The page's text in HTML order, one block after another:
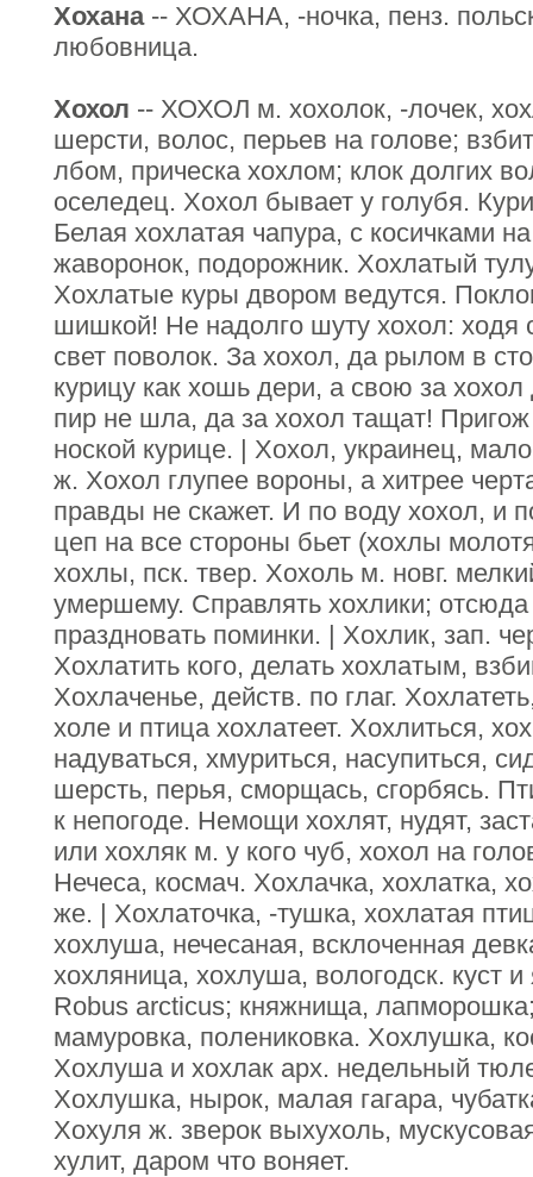
Хохана-- ХОХАНА, -ночка, пенз.
любовница.
Хохол -- ХОХОЛ м. хохолок, -лочек,
шерсти, волос, перьев на голове;
лбом, прическа хохлом; клок долгих
оселедец. Хохол бывает у голубя.
Белая хохлатая чапура, с косичками
жаворонок, подорожник. Хохлатый
Хохлатые куры двором ведутся.
шишкой! Не надолго шуту хохол: ходя
свет поволок. За хохол, да рылом в
курицу как хошь дери, а свою за
пир не шла, да за хохол тащат! Пригож
ноской курице. | Хохол, украинец,
ж. Хохол глупее вороны, а хитрее
правды не скажет. И по воду хохол, и
цеп на все стороны бьет (хохлы
хохлы, пск. твер. Хохоль м. новг.
умершему. Справлять хохлики;
праздновать поминки. | Хохлик, зап.
Хохлатить кого, делать хохлатым,
Хохлаченье, действ. по глаг.
холе и птица хохлатеет. Хохлиться,
надуваться, хмуриться, насупиться,
шерсть, перья, сморщась, сгорбясь.
к непогоде. Немощи хохлят, нудят,
или хохляк м. у кого чуб, хохол на
Нечеса, космач. Хохлачка, хохлатка,
же. | Хохлаточка, -тушка, хохлатая
хохлуша, нечесаная, всклоченная
хохляница, хохлуша, вологодск. куст
Robus arcticus; княжнища,
мамуровка, полениковка. Хохлушка,
Хохлуша и хохлак арх. недельный
Хохлушка, нырок, малая гагара,
Хохуля ж. зверок выхухоль,
хулит, даром что воняет.